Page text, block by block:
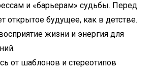
и «барьерам» судьбы. Перед
открытое будущее, как в детстве.
жизни и энергия для
от шаблонов и стереотипов